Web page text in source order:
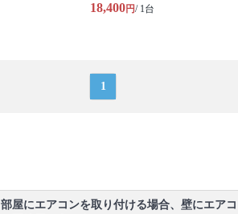
18,400円/ 1台
1
部屋にエアコンを取り付ける場合、壁にエアコ